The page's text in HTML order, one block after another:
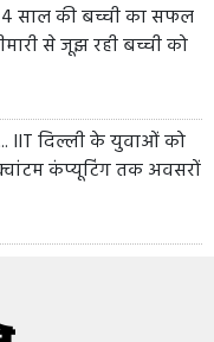
4 साल की बच्ची का सफल
से जूझ रही बच्ची को
IIT दिल्ली के युवाओं को
कंप्यूटिंग तक अवसरों